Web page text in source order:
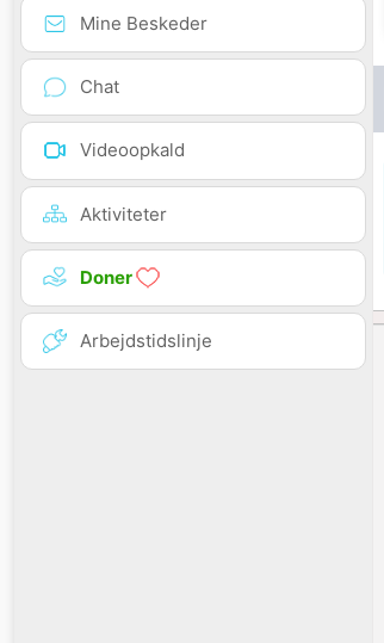
Mine Beskeder
Chat
Videoopkald
Aktiviteter
Doner
Arbejdstidslinje